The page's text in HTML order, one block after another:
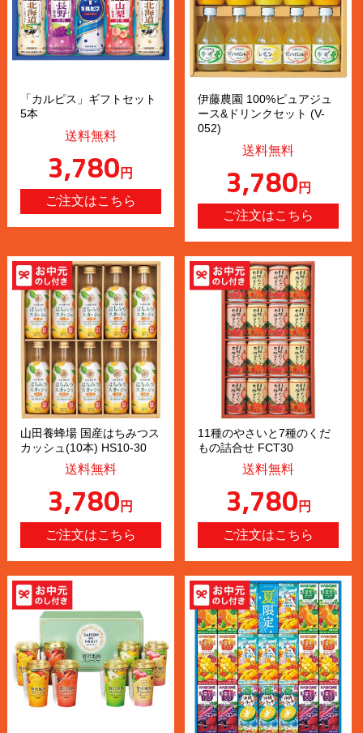
「カルピス」ギフトセット
5本
送料無料
3,780円
伊藤農園 100%ピュアジュ
ース&ドリンクセット (V-
052)
送料無料
3,780円
山田養蜂場 国産はちみつス
カッシュ(10本) HS10-30
送料無料
3,780円
11種のやさいと7種のくだ
もの詰合せ FCT30
送料無料
3,780円